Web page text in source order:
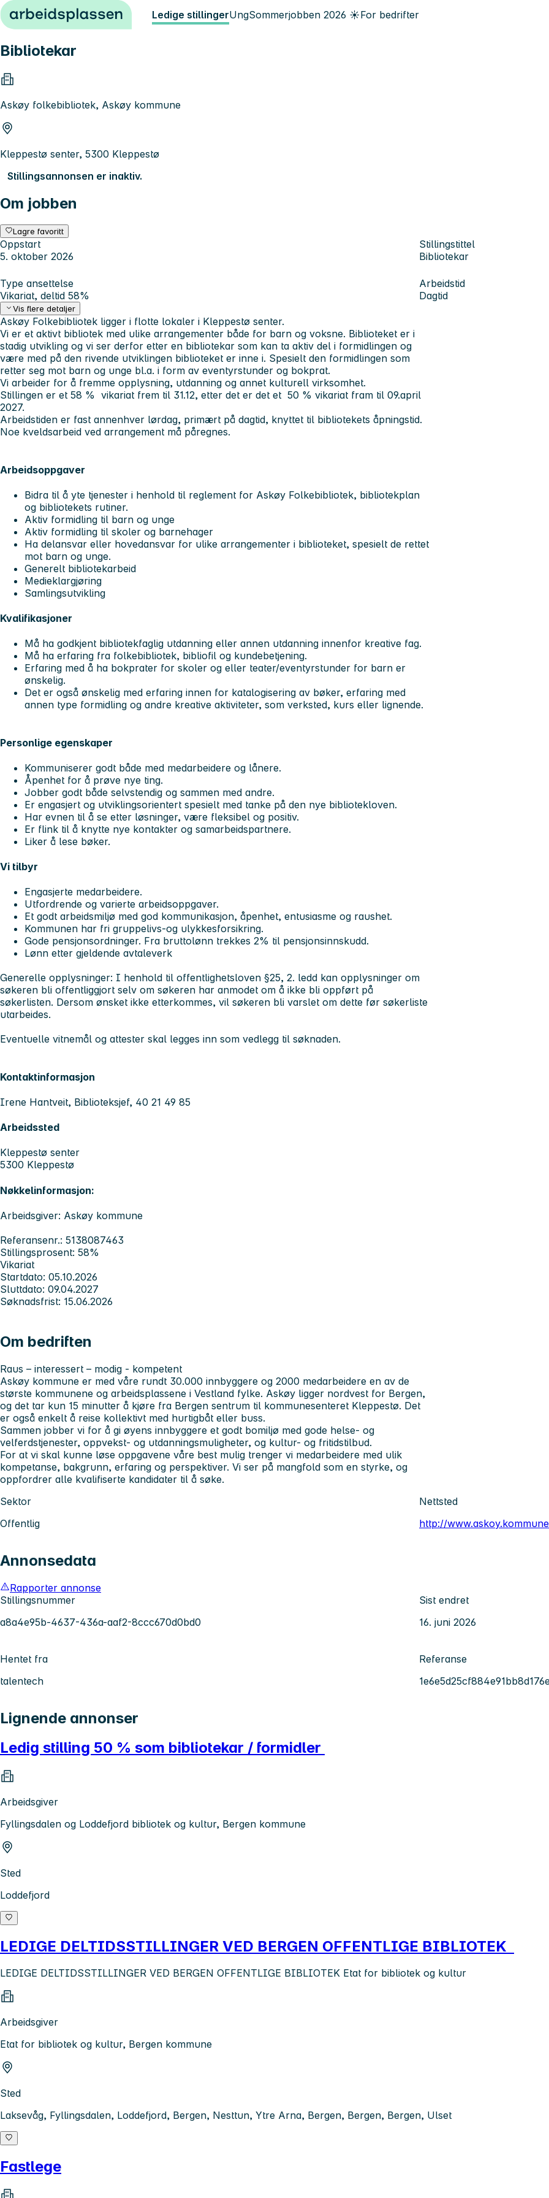
Hopp til innhold Ledige stillingerUngSommerjobben 2026 ☀️For bedrifter
Bibliotekar
Askøy folkebibliotek, Askøy kommune
Kleppestø senter, 5300 Kleppestø
Stillingsannonsen er inaktiv.
Om jobben
Lagre favoritt
Oppstart
5. oktober 2026
Stillingstittel
Bibliotekar
Type ansettelse
Vikariat, deltid 58%
Arbeidstid
Dagtid
Vis flere detaljer
Askøy Folkebibliotek ligger i flotte lokaler i Kleppestø senter.
Vi er et aktivt bibliotek med ulike arrangementer både for barn og voksne. Biblioteket er i
stadig utvikling og vi ser derfor etter en bibliotekar som kan ta aktiv del i formidlingen og
være med på den rivende utviklingen biblioteket er inne i. Spesielt den formidlingen som
retter seg mot barn og unge bl.a. i form av eventyrstunder og bokprat.
Vi arbeider for å fremme opplysning, utdanning og annet kulturell virksomhet.
Stillingen er et 58 % vikariat frem til 31.12, etter det er det et 50 % vikariat fram til 09.april
2027.
Arbeidstiden er fast annenhver lørdag, primært på dagtid, knyttet til bibliotekets åpningstid.
Noe kveldsarbeid ved arrangement må påregnes.
Arbeidsoppgaver
Bidra til å yte tjenester i henhold til reglement for Askøy Folkebibliotek, bibliotekplan
og bibliotekets rutiner.
Aktiv formidling til barn og unge
Aktiv formidling til skoler og barnehager
Ha delansvar eller hovedansvar for ulike arrangementer i biblioteket, spesielt de rettet
mot barn og unge.
Generelt bibliotekarbeid
Medieklargjøring
Samlingsutvikling
Kvalifikasjoner
Må ha godkjent bibliotekfaglig utdanning eller annen utdanning innenfor kreative fag.
Må ha erfaring fra folkebibliotek, bibliofil og kundebetjening.
Erfaring med å ha bokprater for skoler og eller teater/eventyrstunder for barn er
ønskelig.
Det er også ønskelig med erfaring innen for katalogisering av bøker, erfaring med
annen type formidling og andre kreative aktiviteter, som verksted, kurs eller lignende.
Personlige egenskaper
Kommuniserer godt både med medarbeidere og lånere.
Åpenhet for å prøve nye ting.
Jobber godt både selvstendig og sammen med andre.
Er engasjert og utviklingsorientert spesielt med tanke på den nye bibliotekloven.
Har evnen til å se etter løsninger, være fleksibel og positiv.
Er flink til å knytte nye kontakter og samarbeidspartnere.
Liker å lese bøker.
Vi tilbyr
Engasjerte medarbeidere.
Utfordrende og varierte arbeidsoppgaver.
Et godt arbeidsmiljø med god kommunikasjon, åpenhet, entusiasme og raushet.
Kommunen har fri gruppelivs-og ulykkesforsikring.
Gode pensjonsordninger. Fra bruttolønn trekkes 2% til pensjonsinnskudd.
Lønn etter gjeldende avtaleverk
Generelle opplysninger: I henhold til offentlighetsloven §25, 2. ledd kan opplysninger om
søkeren bli offentliggjort selv om søkeren har anmodet om å ikke bli oppført på
søkerlisten. Dersom ønsket ikke etterkommes, vil søkeren bli varslet om dette før søkerliste
utarbeides.
Eventuelle vitnemål og attester skal legges inn som vedlegg til søknaden.
Kontaktinformasjon
Irene Hantveit, Biblioteksjef, 40 21 49 85
Arbeidssted
Kleppestø senter
5300 Kleppestø
Nøkkelinformasjon:
Arbeidsgiver: Askøy kommune
Referansenr.: 5138087463
Stillingsprosent: 58%
Vikariat
Startdato: 05.10.2026
Sluttdato: 09.04.2027
Søknadsfrist: 15.06.2026
Om bedriften
Raus – interessert – modig - kompetent
Askøy kommune er med våre rundt 30.000 innbyggere og 2000 medarbeidere en av de
største kommunene og arbeidsplassene i Vestland fylke. Askøy ligger nordvest for Bergen,
og det tar kun 15 minutter å kjøre fra Bergen sentrum til kommunesenteret Kleppestø. Det
er også enkelt å reise kollektivt med hurtigbåt eller buss.
Sammen jobber vi for å gi øyens innbyggere et godt bomiljø med gode helse- og
velferdstjenester, oppvekst- og utdanningsmuligheter, og kultur- og fritidstilbud.
For at vi skal kunne løse oppgavene våre best mulig trenger vi medarbeidere med ulik
kompetanse, bakgrunn, erfaring og perspektiver. Vi ser på mangfold som en styrke, og
oppfordrer alle kvalifiserte kandidater til å søke.
Sektor
Offentlig
Nettsted
http://
Annonsedata
Rapporter annonse
Stillingsnummer
a8a4e95b-4637-436a-aaf2-8ccc670d0bd0
Sist endret
16. juni 2026
Hentet fra
talentech
Referanse
Lignende annonser
Ledig stilling 50 % som bibliotekar / formidler
Arbeidsgiver
Fyllingsdalen og Loddefjord bibliotek og kultur, Bergen kommune
Sted
Loddefjord
LEDIGE DELTIDSSTILLINGER VED BERGEN OFFENTLIGE BIBLIOTEK
LEDIGE DELTIDSSTILLINGER VED BERGEN OFFENTLIGE BIBLIOTEK Etat for bibliotek og kultur
Arbeidsgiver
Etat for bibliotek og kultur, Bergen kommune
Sted
Laksevåg, Fyllingsdalen, Loddefjord, Bergen, Nesttun, Ytre Arna, Bergen, Bergen, Bergen, Ulset
Fastlege